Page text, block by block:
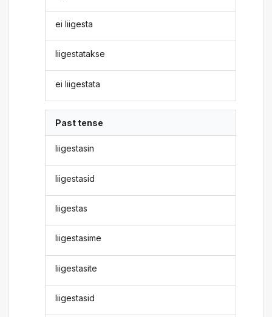
ei liigesta
liigestatakse
ei liigestata
Past tense
liigestasin
liigestasid
liigestas
liigestasime
liigestasite
liigestasid